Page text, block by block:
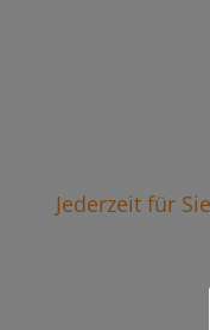
Jederzeit für